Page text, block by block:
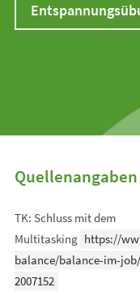
Quellenangaben
TK: Schluss mit dem
Multitasking https://
balance/balance-im-
2007152